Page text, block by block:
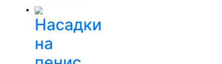
Насадки
на